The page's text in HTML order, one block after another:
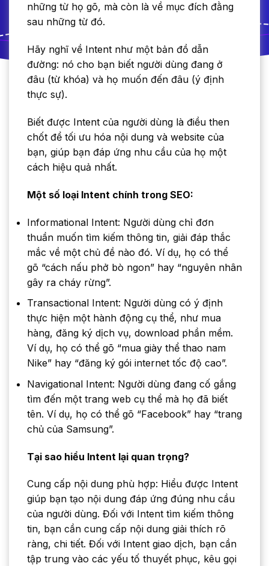
những từ họ gõ, mà còn là về mục đích đằng
sau những từ đó.
Hãy nghĩ về Intent như một bản đồ dẫn
đường: nó cho bạn biết người dùng đang ở
đâu (từ khóa) và họ muốn đến đâu (ý định
thực sự).
Biết được Intent của người dùng là điều then
chốt để tối ưu hóa nội dung và website của
bạn, giúp bạn đáp ứng nhu cầu của họ một
cách hiệu quả nhất.
Một số loại Intent chính trong SEO:
Informational Intent: Người dùng chỉ đơn
thuần muốn tìm kiếm thông tin, giải đáp thắc
mắc về một chủ đề nào đó. Ví dụ, họ có thể
gõ “cách nấu phở bò ngon” hay “nguyên nhân
gây ra cháy rừng”.
Transactional Intent: Người dùng có ý định
thực hiện một hành động cụ thể, như mua
hàng, đăng ký dịch vụ, download phần mềm.
Ví dụ, họ có thể gõ “mua giày thể thao nam
Nike” hay “đăng ký gói internet tốc độ cao”.
Navigational Intent: Người dùng đang cố gắng
tìm đến một trang web cụ thể mà họ đã biết
tên. Ví dụ, họ có thể gõ “Facebook” hay “trang
chủ của Samsung”.
Tại sao hiểu Intent lại quan trọng?
Cung cấp nội dung phù hợp: Hiểu được Intent
giúp bạn tạo nội dung đáp ứng đúng nhu cầu
của người dùng. Đối với Intent tìm kiếm thông
tin, bạn cần cung cấp nội dung giải thích rõ
ràng, chi tiết. Đối với Intent giao dịch, bạn cần
tập trung vào các yếu tố thuyết phục, kêu gọi